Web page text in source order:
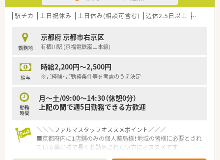
■在宅業務へ積極的に取り組んでおり、今後ますます需要が高ま
る分野で確固たる基盤を築いている企業です。
き方や充実した福利厚生の整備を進めています。
【やりがい/おすすめポイント】
イフバランスを重視する方にとって非常に魅力的な求人です。
■年俸500万円から700万円という高待遇であり、経験や実績が
■在宅医療の最前線で患者様の生活を直接サポートできるため、
薬剤師としての大きなやりがいと達成感を得られます。
駅チカ 土日祝休み 土日休み(相談可含む) 週休2.5日以上 残業な
勤務地
京都府 京都市右京区
有栖川駅 (京福電鉄嵐山本線)
給与
時給2,200円～2,500円
※ご経験・ご勤務条件等を考慮のうえ決定
勤務
時間
月～土/09:00～14:30（休憩0分）
上記の間で週5日勤務できる方歓迎
＼＼＼ファルマスタッフオススメポイント／／／
■京都府内に1店舗のみの個人薬局様！地域の皆様に必要とされ
ている薬局様で長くお勤めされたい方にオススメです